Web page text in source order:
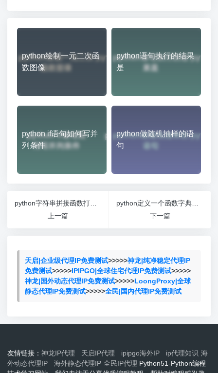
python绘制一元二次函
数图像
python语句执行的结果
是
python if语句如何写并
列条件
python做随机抽样的语
句
上一篇
下一篇
天启|企业级代理IP免费测试>>>>>神龙|纯净稳定代理IP
免费测试>>>>>IPIPGO|全球住宅代理IP免费测试>>>>>
神龙|国外动态代理IP免费测试>>>>>LoongProxy|全球
静态代理IP免费测试>>>>>全民|国内代理IP免费测试
友情链接： 神龙IP代理 天启IP代理 ipipgo海外IP ip代理知识 海
外动态代理IP
海外静态代理IP 全民IP代理 Python51-Python编程